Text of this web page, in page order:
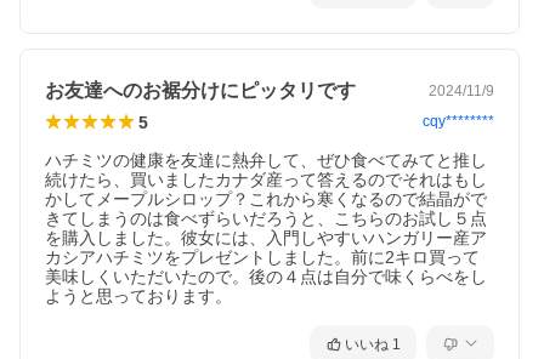
お友達へのお裾分けにピッタリです 2024/11/9
5 cqy********
ハチミツの健康を友達に熱弁して、ぜひ食べてみてと推し
続けたら、買いましたカナダ産って答えるのでそれはもし
かしてメープルシロップ？これから寒くなるので結晶がで
きてしまうのは食べずらいだろうと、こちらのお試し５点
を購入しました。彼女には、入門しやすいハンガリー産ア
カシアハチミツをプレゼントしました。前に2キロ買って
美味しくいただいたので。後の４点は自分で味くらべをし
ようと思っております。
いいね 1